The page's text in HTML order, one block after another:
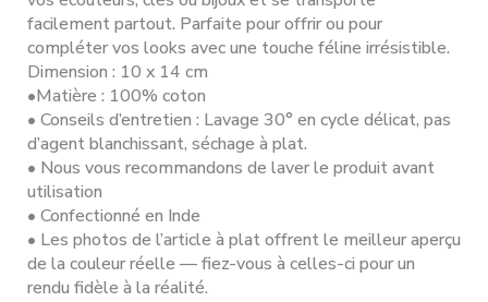
facilement partout. Parfaite pour offrir ou pour
compléter vos looks avec une touche féline irrésistible.
Dimension : 10 x 14 cm
•Matière : 100% coton
• Conseils d’entretien : Lavage 30° en cycle délicat, pas
d’agent blanchissant, séchage à plat.
• Nous vous recommandons de laver le produit avant
utilisation
• Confectionné en Inde
• Les photos de l’article à plat offrent le meilleur aperçu
de la couleur réelle — fiez-vous à celles-ci pour un
rendu fidèle à la réalité.